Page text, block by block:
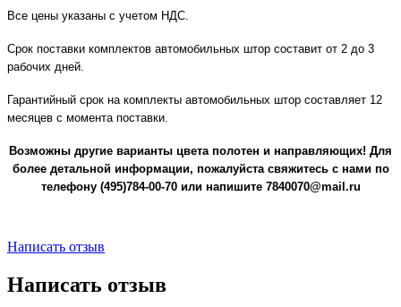
Все цены указаны с учетом НДС.
Срок поставки комплектов автомобильных штор составит от 2 до 3
рабочих дней.
Гарантийный срок на комплекты автомобильных штор составляет 12
месяцев с момента поставки.
Возможны другие варианты цвета полотен и направляющих! Для
более детальной информации, пожалуйста свяжитесь с нами по
телефону (495)784-00-70 или напишите 7840070@mail.ru
Написать отзыв
Написать отзыв